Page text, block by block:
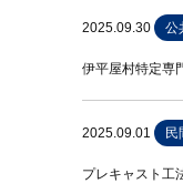
2025.09.30 公
伊平屋村特定専
2025.09.01 民
プレキャスト